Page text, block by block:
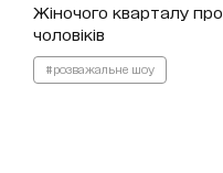
Жіночого кварталу про
чоловіків
#розважальне шоу